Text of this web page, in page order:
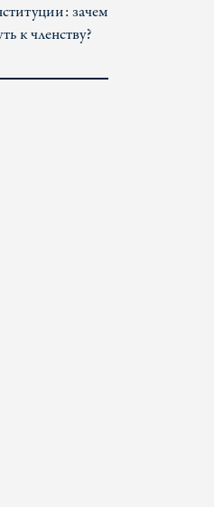
зачем
к членству?